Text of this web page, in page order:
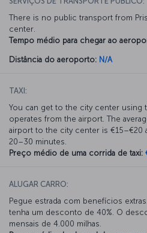
There is no public transport from
center.
Tempo médio para chegar ao
Distância do aeroporto: N/A
TAXI:
You can get to the city center using
operates from the airport. The
airport to the city center is €15–€20
20–30 minutes.
Preço médio de uma corrida de taxi:
ALUGAR CARRO:
Pegue estrada com benefícios
tenha um desconto de 40%. O
mensais de 4.000 milhas.